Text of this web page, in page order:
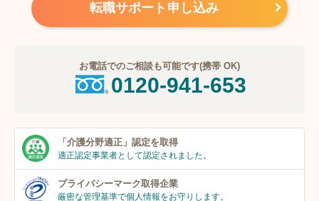
転職サポート申し込み
お電話でのご相談も可能です(携帯 OK)
0120-941-653
「介護分野適正」 認定を取得
適正認定事業者として認定されました。
プライバシーマーク取得企業
厳密な管理基準で個人情報をお守りします。